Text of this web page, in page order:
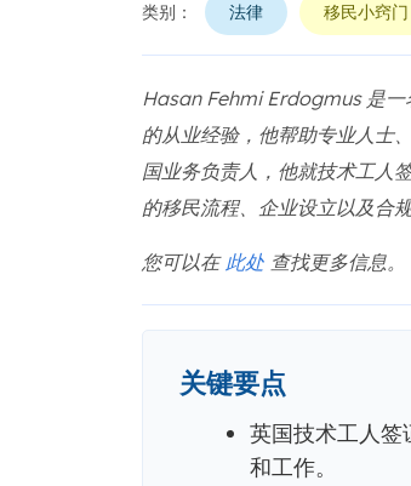
类别： 法律 移民小窍门
Hasan Fehmi Erdogmus 是一
的从业经验，他帮助专业人士
国业务负责人，他就技术工人
的移民流程、企业设立以及合规
您可以在 此处查找更多信息。
关键要点
英国技术工人签
和工作。